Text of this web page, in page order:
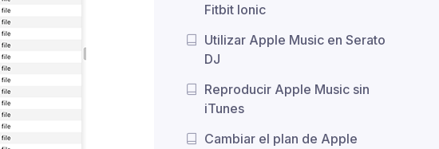
Fitbit Ionic
Utilizar Apple Music en Serato
DJ
Reproducir Apple Music sin
iTunes
Cambiar el plan de Apple